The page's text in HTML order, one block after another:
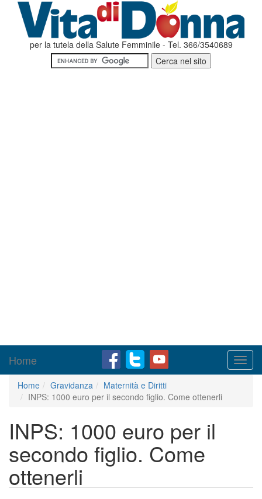
per la tutela della Salute Femminile - Tel. 366/3540689
Home
Home Gravidanza
Maternità e Diritti
INPS: 1000 euro per il secondo figlio. Come ottenerli
INPS: 1000 euro per il
secondo figlio. Come
ottenerli